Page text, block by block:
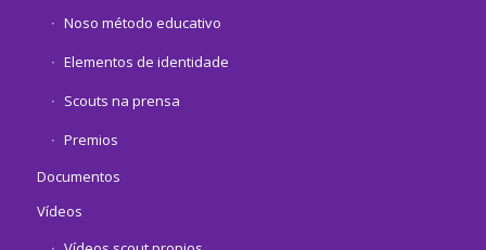
Noso método educativo
Elementos de identidade
Scouts na prensa
Premios
Documentos
Vídeos